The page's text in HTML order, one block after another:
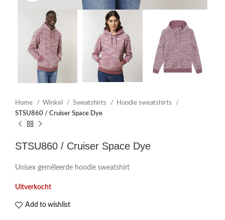
Home Winkel Sweatshirts
Hoodie sweatshirts
STSU860 / Cruiser Space Dye
STSU860 / Cruiser Space Dye
Unisex gemêleerde hoodie sweatshirt
Uitverkocht
Add to wishlist